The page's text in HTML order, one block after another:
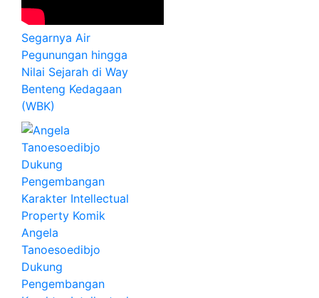
Segarnya Air
Pegunungan hingga
Nilai Sejarah di Way
Benteng Kedagaan
(WBK)
Angela
Tanoesoedibjo
Dukung
Pengembangan